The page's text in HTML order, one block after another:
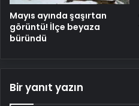
Mayıs ayında şaşırtan
görüntü! İlçe beyaza
büründü
Bir yanıt yazın